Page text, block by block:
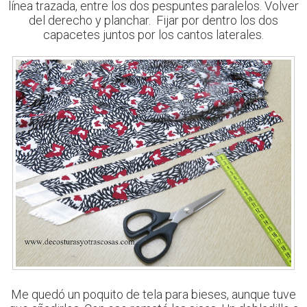
línea trazada, entre los dos pespuntes paralelos. Volver
del derecho y planchar. Fijar por dentro los dos
capacetes juntos por los cantos laterales.
Me quedó un poquito de tela para bieses, aunque tuve